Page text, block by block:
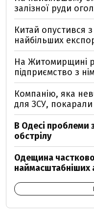
залізної руди
Китай опустився
найбільших
На Житомирщині
підприємство з
Компанію, яка
для ЗСУ, покарали
В Одесі проблеми
обстрілу
Одещина частково
наймасштабніших